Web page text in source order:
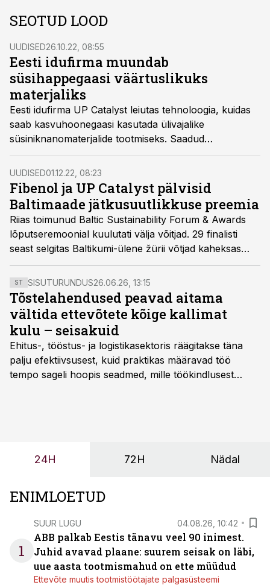
SEOTUD LOOD
UUDISED26.10.22, 08:55
Eesti idufirma muundab
süsihappegaasi väärtuslikuks
materjaliks
Eesti idufirma UP Catalyst leiutas tehnoloogia, kuidas
saab kasvuhoonegaasi kasutada ülivajalike
süsiniknanomaterjalide tootmiseks. Saadud
toormaterjalist on eelkõige huvitatud elektriautode
akude tööstus.
UUDISED01.12.22, 08:23
Fibenol ja UP Catalyst pälvisid
Baltimaade jätkusuutlikkuse preemia
Riias toimunud Baltic Sustainability Forum & Awards
lõputseremoonial kuulutati välja võitjad. 29 finalisti
seast selgitas Baltikumi-ülene žürii võtjad kaheksas
kategoorias. Võidu teenis kaks Eesti ettevõtet, lisaks
tunnustati Baltikumi silmapaistvamaid jätkusuutlikkuse
eestvedajaid.
ST SISUTURUNDUS26.06.26, 13:15
Tõstelahendused peavad aitama
vältida ettevõtete kõige kallimat
kulu – seisakuid
Ehitus-, tööstus- ja logistikasektoris räägitakse täna
palju efektiivsusest, kuid praktikas määravad töö
tempo sageli hoopis seadmed, mille töökindlusest
24H 72H Nädal
ENIMLOETUD
1
SUUR LUGU 04.08.26, 10:42
ABB palkab Eestis tänavu veel 90 inimest.
Juhid avavad plaane: suurem seisak on läbi,
uue aasta tootmismahud on ette müüdud
Ettevõte muutis tootmistöötajate palgasüsteemi